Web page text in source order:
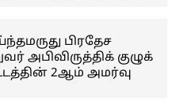
பிரதேச
அபிவிருத்திக் குழுக்
2ஆம் அமர்வு